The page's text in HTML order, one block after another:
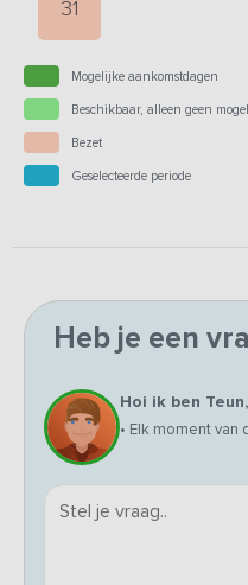
31
Mogelijke aankomstdagen
Beschikbaar, alleen geen
Bezet
Geselecteerde periode
Heb je een
Hoi ik ben
• Elk moment van